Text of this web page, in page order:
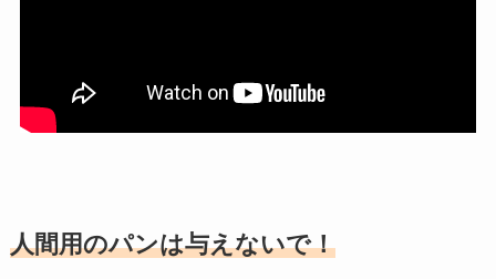
人間用のパンは与えないで！